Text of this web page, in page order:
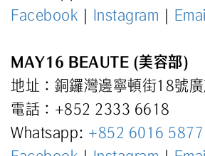
Facebook
Instagram Email
MAY16 BEAUTE (美容部)
地址： 銅鑼灣邊寧頓街18號
電話：+852 2333 6618
Whatsapp: +852 6016 5877